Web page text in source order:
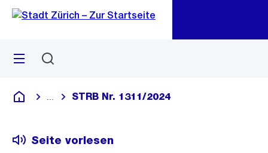
Navigation
Sprunglink
Menü
Deutsch
Blende alle Breadcrumbs ein
STRB Nr. 1311/2024
Seite vorlesen